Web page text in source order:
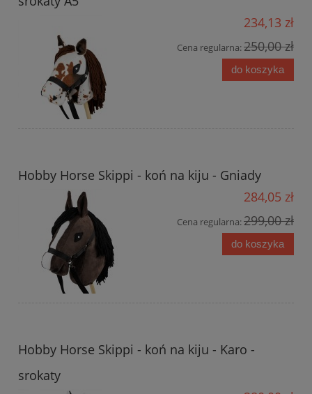
234,13 zł
Cena regularna:250,00 zł
do koszyka
Hobby Horse Skippi - koń na kiju - Gniady
284,05 zł
Cena regularna:299,00 zł
do koszyka
Hobby Horse Skippi - koń na kiju - Karo -
srokaty